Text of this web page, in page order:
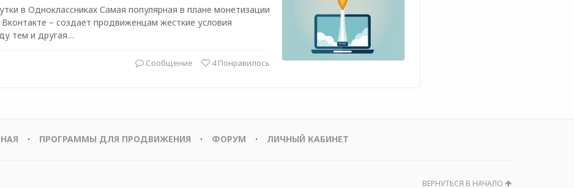
в Одноклассниках Самая популярная в плане монетизации
– создает продвиженцам жесткие условия
тем и другая…
Сообщение 4Понравилось
ПРОГРАММЫ ДЛЯ ПРОДВИЖЕНИЯ ФОРУМ ЛИЧНЫЙ КАБИНЕТ
ВЕРНУТЬСЯ В НАЧАЛО